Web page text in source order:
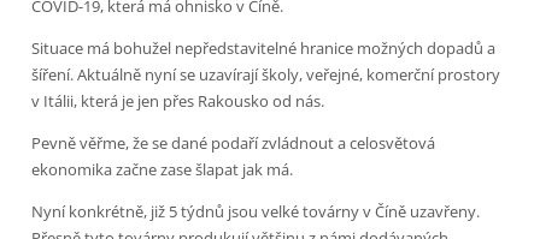
COVID-19, která má ohnisko v Číně.
Situace má bohužel nepředstavitelné hranice možných dopadů a
šíření. Aktuálně nyní se uzavírají školy, veřejné, komerční prostory
v Itálii, která je jen přes Rakousko od nás.
Pevně věřme, že se dané podaří zvládnout a celosvětová
ekonomika začne zase šlapat jak má.
Nyní konkrétně, již 5 týdnů jsou velké továrny v Číně uzavřeny.